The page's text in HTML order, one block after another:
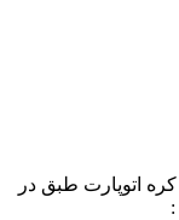
اتوپارت طبق در